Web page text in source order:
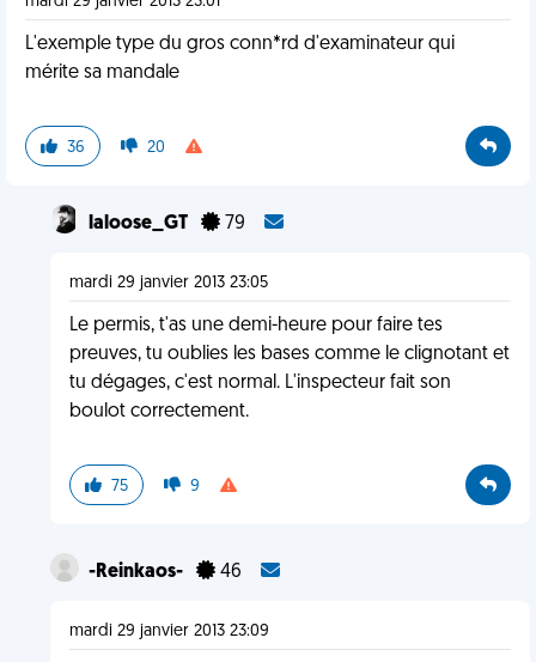
L'exemple type du gros conn*rd d'examinateur qui
mérite sa mandale
36 20
laloose_GT 79
mardi 29 janvier 2013 23:05
Le permis, t'as une demi-heure pour faire tes
preuves, tu oublies les bases comme le clignotant et
tu dégages, c'est normal. L'inspecteur fait son
boulot correctement.
75 9
-Reinkaos- 46
mardi 29 janvier 2013 23:09